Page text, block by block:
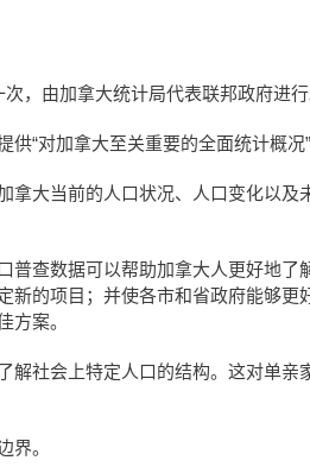
，由加拿大统计局代表联邦政府进行
“对加拿大至关重要的全面统计概况”
拿大当前的人口状况、人口变化以及
普查数据可以帮助加拿大人更好地了
新的项目；并使各市和省政府能够更
方案。
解社会上特定人口的结构。这对单亲
界。